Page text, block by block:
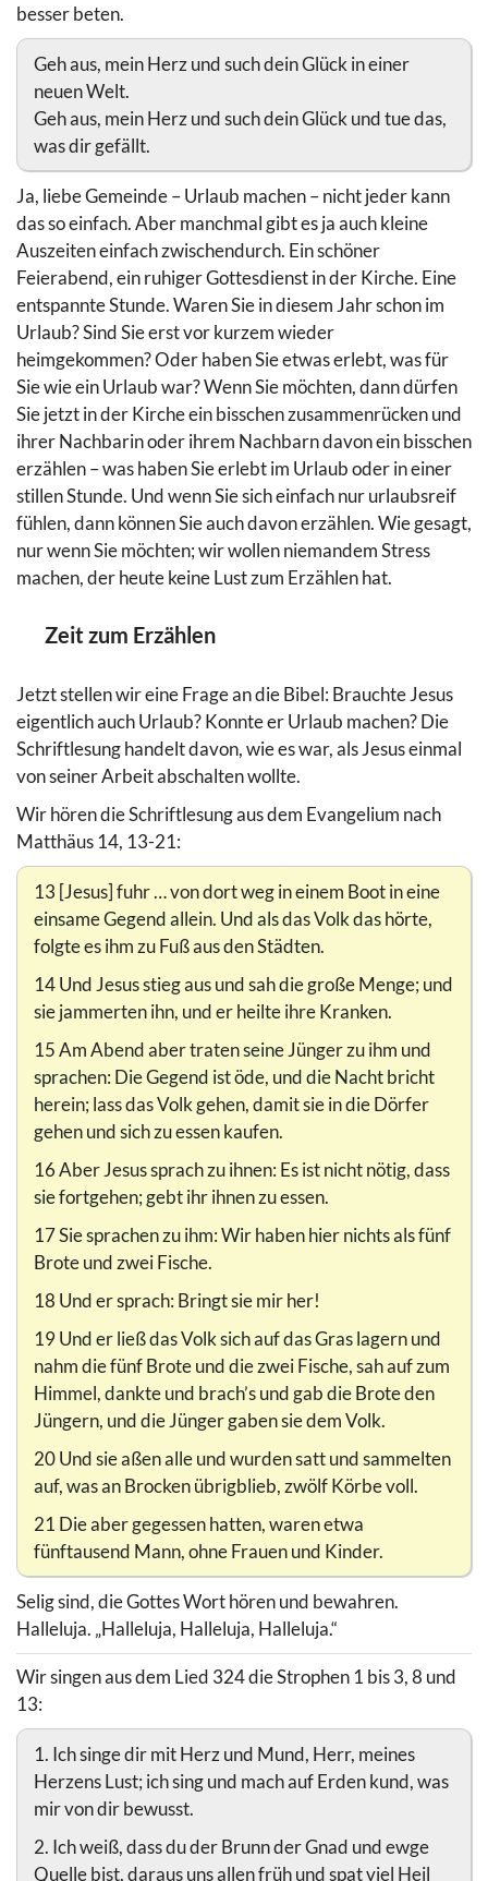
besser beten.
Geh aus, mein Herz und such dein Glück in einer
neuen Welt.
Geh aus, mein Herz und such dein Glück und tue das,
was dir gefällt.
Ja, liebe Gemeinde – Urlaub machen – nicht jeder kann
das so einfach. Aber manchmal gibt es ja auch kleine
Auszeiten einfach zwischendurch. Ein schöner
Feierabend, ein ruhiger Gottesdienst in der Kirche. Eine
entspannte Stunde. Waren Sie in diesem Jahr schon im
Urlaub? Sind Sie erst vor kurzem wieder
heimgekommen? Oder haben Sie etwas erlebt, was für
Sie wie ein Urlaub war? Wenn Sie möchten, dann dürfen
Sie jetzt in der Kirche ein bisschen zusammenrücken und
ihrer Nachbarin oder ihrem Nachbarn davon ein bisschen
erzählen – was haben Sie erlebt im Urlaub oder in einer
stillen Stunde. Und wenn Sie sich einfach nur urlaubsreif
fühlen, dann können Sie auch davon erzählen. Wie gesagt,
nur wenn Sie möchten; wir wollen niemandem Stress
machen, der heute keine Lust zum Erzählen hat.
Zeit zum Erzählen
Jetzt stellen wir eine Frage an die Bibel: Brauchte Jesus
eigentlich auch Urlaub? Konnte er Urlaub machen? Die
Schriftlesung handelt davon, wie es war, als Jesus einmal
von seiner Arbeit abschalten wollte.
Wir hören die Schriftlesung aus dem Evangelium nach
Matthäus 14, 13-21:
13 [Jesus] fuhr … von dort weg in einem Boot in eine
einsame Gegend allein. Und als das Volk das hörte,
folgte es ihm zu Fuß aus den Städten.
14 Und Jesus stieg aus und sah die große Menge; und
sie jammerten ihn, und er heilte ihre Kranken.
15 Am Abend aber traten seine Jünger zu ihm und
sprachen: Die Gegend ist öde, und die Nacht bricht
herein; lass das Volk gehen, damit sie in die Dörfer
gehen und sich zu essen kaufen.
16 Aber Jesus sprach zu ihnen: Es ist nicht nötig, dass
sie fortgehen; gebt ihr ihnen zu essen.
17 Sie sprachen zu ihm: Wir haben hier nichts als fünf
Brote und zwei Fische.
18 Und er sprach: Bringt sie mir her!
19 Und er ließ das Volk sich auf das Gras lagern und
nahm die fünf Brote und die zwei Fische, sah auf zum
Himmel, dankte und brach’s und gab die Brote den
Jüngern, und die Jünger gaben sie dem Volk.
20 Und sie aßen alle und wurden satt und sammelten
auf, was an Brocken übrigblieb, zwölf Körbe voll.
21 Die aber gegessen hatten, waren etwa
fünftausend Mann, ohne Frauen und Kinder.
Selig sind, die Gottes Wort hören und bewahren.
Halleluja. „Halleluja, Halleluja, Halleluja.“
Wir singen aus dem Lied 324 die Strophen 1 bis 3, 8 und
13:
1. Ich singe dir mit Herz und Mund, Herr, meines
Herzens Lust; ich sing und mach auf Erden kund, was
mir von dir bewusst.
2. Ich weiß, dass du der Brunn der Gnad und ewge
Quelle bist, daraus uns allen früh und spat viel Heil